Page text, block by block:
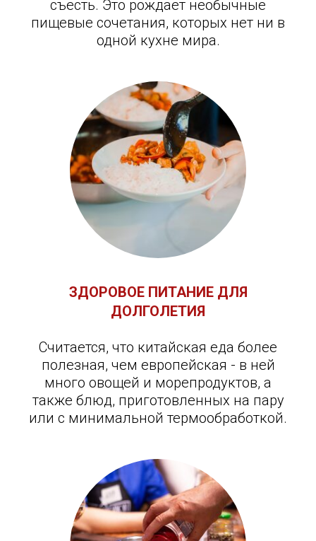
съесть. Это рождает необычные
пищевые сочетания, которых нет ни в
одной кухне мира.
ЗДОРОВОЕ ПИТАНИЕ ДЛЯ
ДОЛГОЛЕТИЯ
Считается, что китайская еда более
полезная, чем европейская - в ней
много овощей и морепродуктов, а
также блюд, приготовленных на пару
или с минимальной термообработкой.